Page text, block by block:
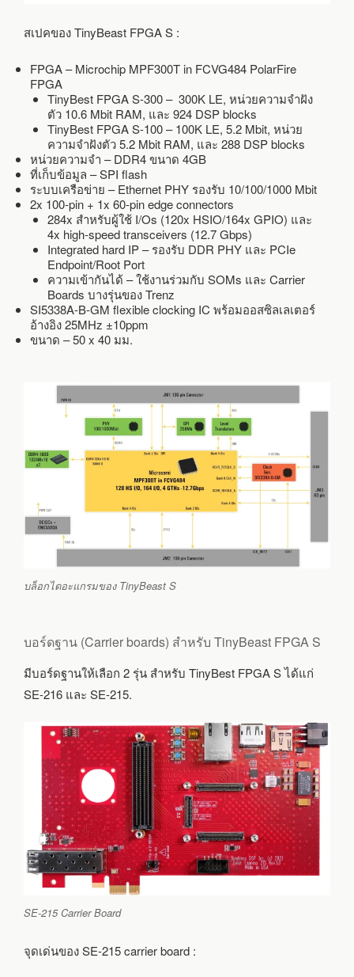
สเปคของ TinyBeast FPGA S :
FPGA – Microchip MPF300T in FCVG484 PolarFire
FPGA
TinyBest FPGA S-300 – 300K LE, หน่วยความจำฝัง
ตัว 10.6 Mbit RAM, และ 924 DSP blocks
TinyBest FPGA S-100 – 100K LE, 5.2 Mbit, หน่วย
ความจำฝังตัว 5.2 Mbit RAM, และ 288 DSP blocks
หน่วยความจำ – DDR4 ขนาด 4GB
ที่เก็บข้อมูล – SPI flash
ระบบเครือข่าย – Ethernet PHY รองรับ 10/100/1000 Mbit
2x 100-pin + 1x 60-pin edge connectors
284x สำหรับผู้ใช้ I/Os (120x HSIO/164x GPIO) และ
4x high-speed transceivers (12.7 Gbps)
Integrated hard IP – รองรับ DDR PHY และ PCIe
Endpoint/Root Port
ความเข้ากันได้ – ใช้งานร่วมกับ SOMs และ Carrier
Boards บางรุ่นของ Trenz
SI5338A-B-GM flexible clocking IC พร้อมออสซิลเลเตอร์
อ้างอิง 25MHz ±10ppm
ขนาด – 50 x 40 มม.
บล็อกไดอะแกรมของ TinyBeast S
บอร์ดฐาน (Carrier boards) สำหรับ TinyBeast FPGA S
มีบอร์ดฐานให้เลือก 2 รุ่น สำหรับ TinyBest FPGA S ได้แก่
SE-216 และ SE-215.
SE-215 Carrier Board
จุดเด่นของ SE-215 carrier board :